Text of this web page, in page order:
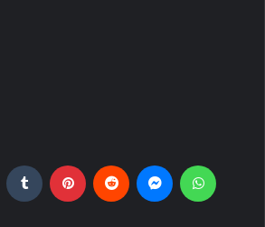
LinkedIn Tumblr Pinterest Reddit Messenger